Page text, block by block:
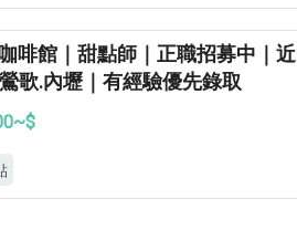
啡館｜甜點師｜正職招募中｜近
歌.內壢｜有經驗優先錄取